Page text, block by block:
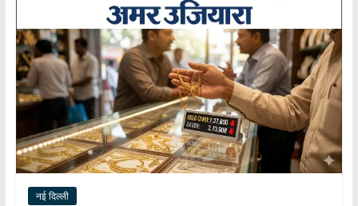
खबर
।
सच्ची
खबर
।
सबकी
खबर
नई दिल्ली